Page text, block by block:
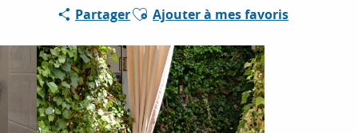
PartagerAjouter aux favoris
Ajouter à mes favoris